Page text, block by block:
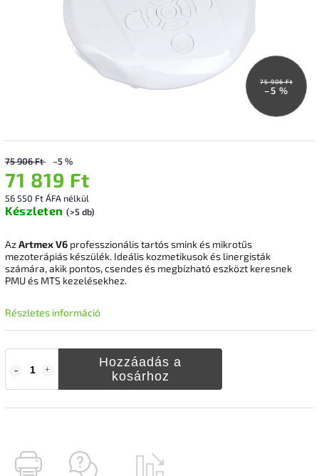
75 906 Ft
–5 %
75 906 Ft –5 %
71 819 Ft
56 550 Ft ÁFA nélkül
Készleten (>5 db)
Hozzáadás a
kosárhoz
AzArtmex V6 professzionális tartós smink és mikrotűs
mezoterápiás készülék. Ideális kozmetikusok és linergisták
számára, akik pontos, csendes és megbízható eszközt keresnek
PMU és MTS kezelésekhez.
Részletes információ